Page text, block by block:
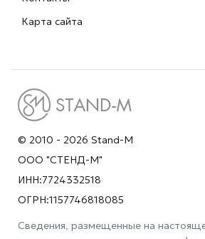
Карта сайта
© 2010 - 2026 Stand-M
ООО "СТЕНД-М"
ИНН:7724332518
ОГРН:1157746818085
Сведения, размещенные на